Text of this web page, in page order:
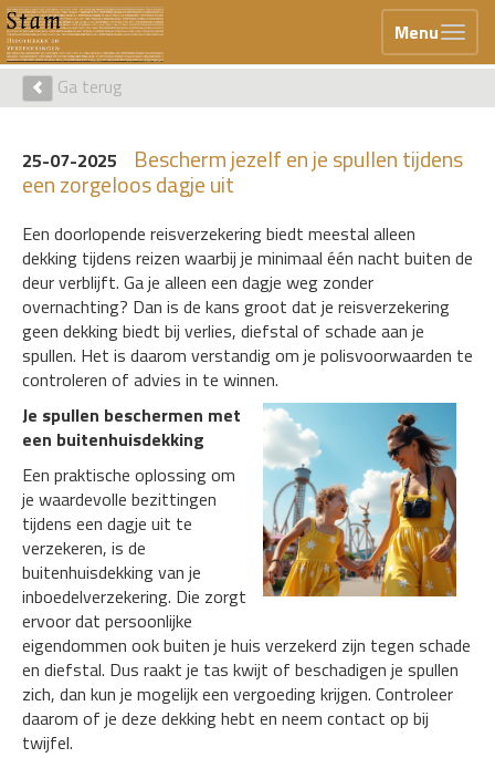
Menu
Ga terug
25-07-2025 Bescherm jezelf en je spullen tijdens
een zorgeloos dagje uit
Een doorlopende reisverzekering biedt meestal alleen
dekking tijdens reizen waarbij je minimaal één nacht buiten de
deur verblijft. Ga je alleen een dagje weg zonder
overnachting? Dan is de kans groot dat je reisverzekering
geen dekking biedt bij verlies, diefstal of schade aan je
spullen. Het is daarom verstandig om je polisvoorwaarden te
controleren of advies in te winnen.
Je spullen beschermen met
een buitenhuisdekking
Een praktische oplossing om
je waardevolle bezittingen
tijdens een dagje uit te
verzekeren, is de
buitenhuisdekking van je
inboedelverzekering. Die zorgt
ervoor dat persoonlijke
eigendommen ook buiten je huis verzekerd zijn tegen schade
en diefstal. Dus raakt je tas kwijt of beschadigen je spullen
zich, dan kun je mogelijk een vergoeding krijgen. Controleer
daarom of je deze dekking hebt en neem contact op bij
twijfel.